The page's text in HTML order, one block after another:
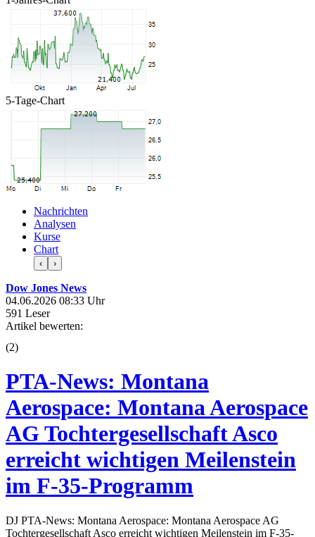
5-Tage-Chart
Nachrichten
Analysen
Kurse
Chart
‹ ›
Dow Jones News
04.06.2026 08:33 Uhr
591 Leser
Artikel bewerten:
(2)
PTA-News: Montana
Aerospace: Montana Aerospace
AG Tochtergesellschaft Asco
erreicht wichtigen Meilenstein
im F-35-Programm
DJ PTA-News: Montana Aerospace: Montana Aerospace AG
Tochtergesellschaft Asco erreicht wichtigen Meilenstein im F-35-